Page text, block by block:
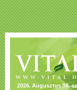
2026. Augusztus 08.